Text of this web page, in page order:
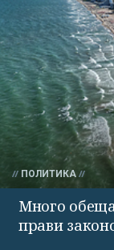
ПОЛИТИКА
Много
прави